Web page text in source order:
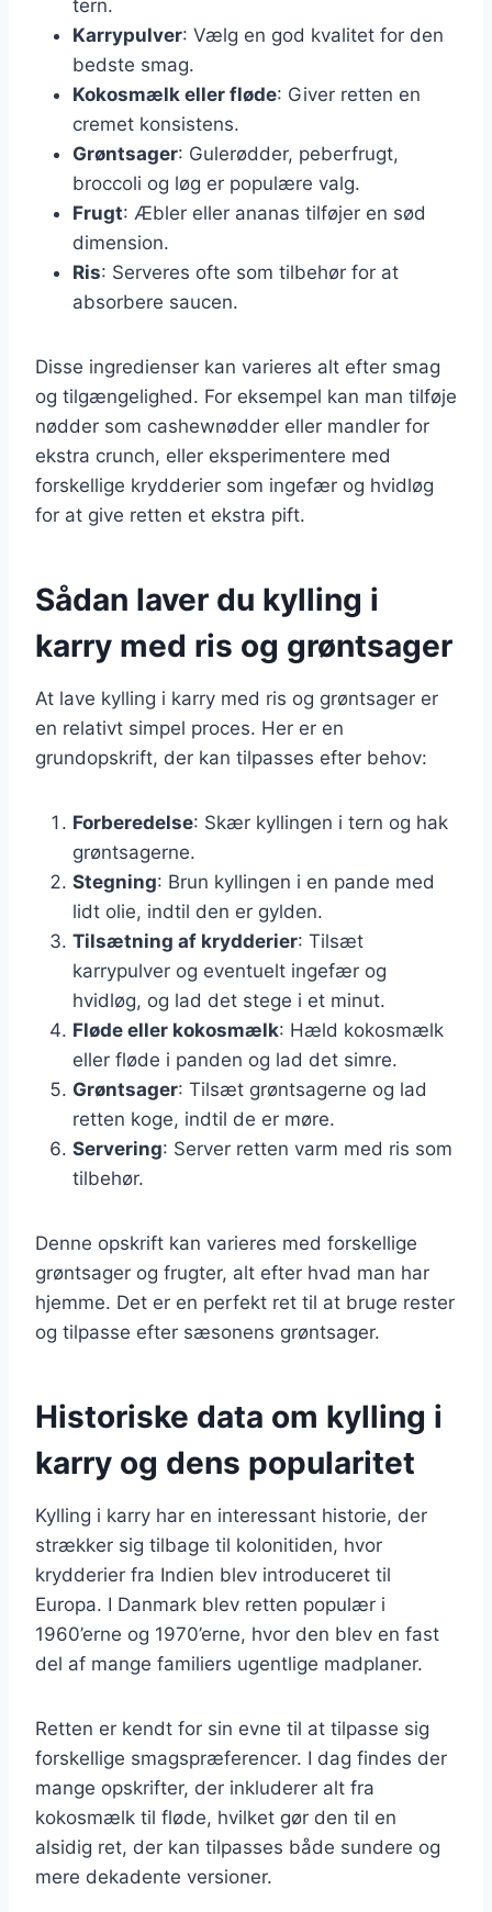
tern.
Karrypulver: Vælg en god kvalitet for den
bedste smag.
Kokosmælk eller fløde: Giver retten en
cremet konsistens.
Grøntsager: Gulerødder, peberfrugt,
broccoli og løg er populære valg.
Frugt: Æbler eller ananas tilføjer en sød
dimension.
Ris: Serveres ofte som tilbehør for at
absorbere saucen.
Disse ingredienser kan varieres alt efter smag
og tilgængelighed. For eksempel kan man tilføje
nødder som cashewnødder eller mandler for
ekstra crunch, eller eksperimentere med
forskellige krydderier som ingefær og hvidløg
for at give retten et ekstra pift.
Sådan laver du kylling i
karry med ris og grøntsager
At lave kylling i karry med ris og grøntsager er
en relativt simpel proces. Her er en
grundopskrift, der kan tilpasses efter behov:
Forberedelse: Skær kyllingen i tern og hak
grøntsagerne.
Stegning: Brun kyllingen i en pande med
lidt olie, indtil den er gylden.
Tilsætning af krydderier: Tilsæt
karrypulver og eventuelt ingefær og
hvidløg, og lad det stege i et minut.
Fløde eller kokosmælk: Hæld kokosmælk
eller fløde i panden og lad det simre.
Grøntsager: Tilsæt grøntsagerne og lad
retten koge, indtil de er møre.
Servering: Server retten varm med ris som
tilbehør.
Denne opskrift kan varieres med forskellige
grøntsager og frugter, alt efter hvad man har
hjemme. Det er en perfekt ret til at bruge rester
og tilpasse efter sæsonens grøntsager.
Historiske data om kylling i
karry og dens popularitet
Kylling i karry har en interessant historie, der
strækker sig tilbage til kolonitiden, hvor
krydderier fra Indien blev introduceret til
Europa. I Danmark blev retten populær i
1960’erne og 1970’erne, hvor den blev en fast
del af mange familiers ugentlige madplaner.
Retten er kendt for sin evne til at tilpasse sig
forskellige smagspræferencer. I dag findes der
mange opskrifter, der inkluderer alt fra
kokosmælk til fløde, hvilket gør den til en
alsidig ret, der kan tilpasses både sundere og
mere dekadente versioner.